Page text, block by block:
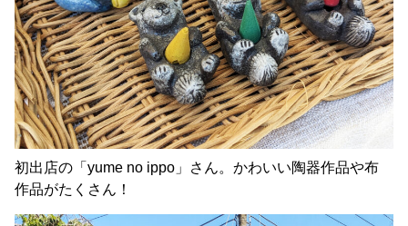
初出店の「yume no ippo」さん。かわいい陶器作品や布
作品がたくさん！